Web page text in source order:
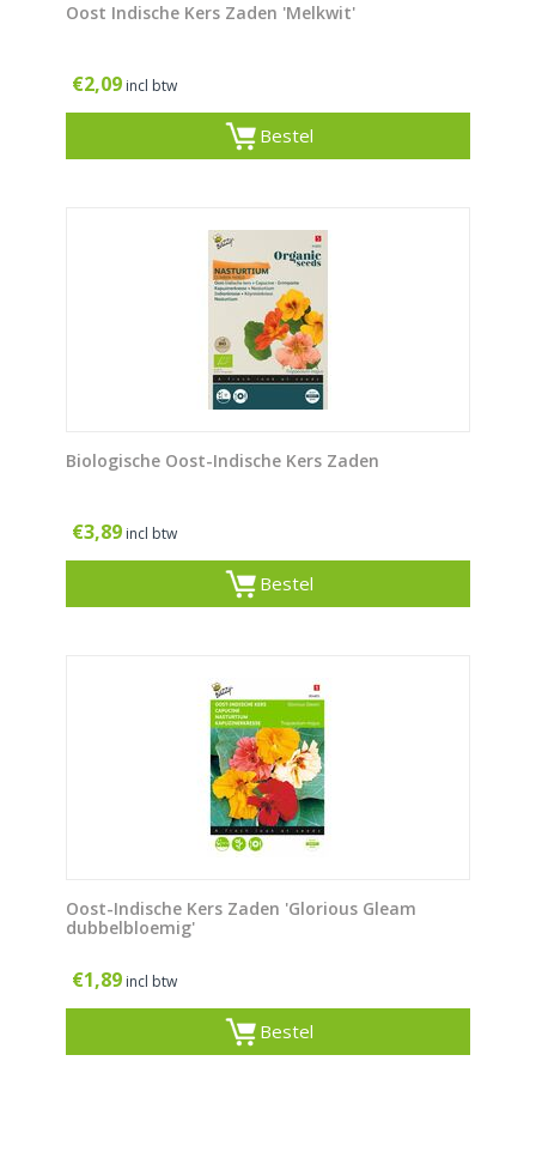
Oost Indische Kers Zaden 'Melkwit'
€2,09 incl btw
Bestel
Biologische Oost-Indische Kers Zaden
€3,89 incl btw
Bestel
Oost-Indische Kers Zaden 'Glorious Gleam
dubbelbloemig'
€1,89 incl btw
Bestel